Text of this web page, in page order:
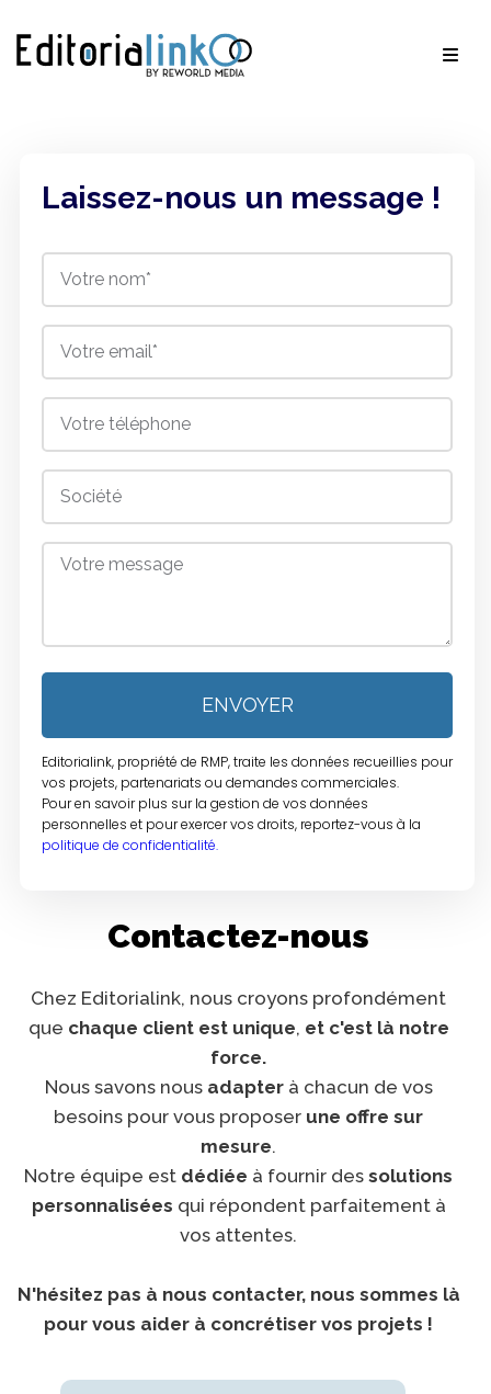
Contactez-nous
Chez Editorialink, nous croyons profondément
que chaque client est unique, et c'est là notre
force.
Nous savons nous adapter à chacun de vos
besoins pour vous proposer une offre sur
mesure.
Notre équipe est dédiée à fournir des solutions
personnalisées qui répondent parfaitement à
vos attentes.
N'hésitez pas à nous contacter, nous sommes là
pour vous aider à concrétiser vos projets !
Laissez-nous un message !
ENVOYER
Editorialink, propriété de RMP, traite les données recueillies pour
vos projets, partenariats ou demandes commerciales.
Pour en savoir plus sur la gestion de vos données
personnelles et pour exercer vos droits, reportez-vous à la
politique de confidentialité.